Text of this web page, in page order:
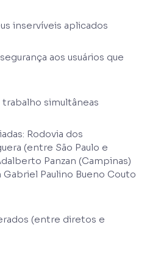
aplicados
aos usuários que
simultâneas
Rodovia dos
(entre São Paulo e
Panzan (Campinas)
Paulino Bueno Couto
(entre diretos e